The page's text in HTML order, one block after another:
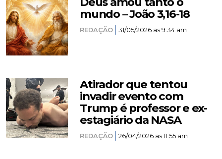
mundo – João 3,16-18
REDAÇÃO 31/05/2026 as 9:34 am
Atirador que tentou
invadir evento com
Trump é professor e ex-
estagiário da NASA
REDAÇÃO 26/04/2026 as 11:55 am